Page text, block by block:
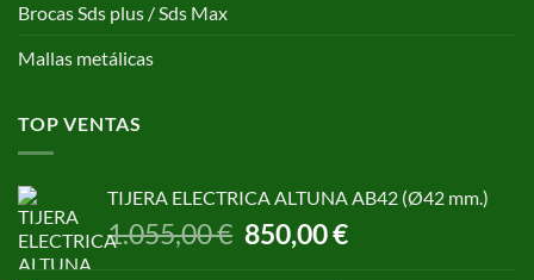
Brocas Sds plus / Sds Max
Mallas metálicas
TOP VENTAS
TIJERA ELECTRICA ALTUNA AB42 (Ø42 mm.)
1.055,00€ El
precio
850,00€El
precio